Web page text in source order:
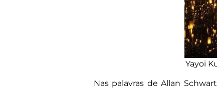
Yayoi
Nas palavras de Allan